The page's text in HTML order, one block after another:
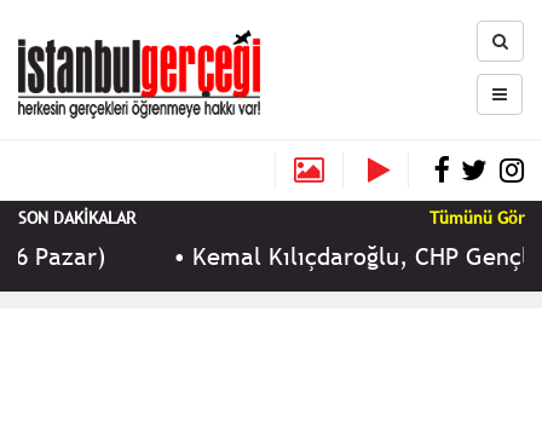
SON DAKİKALAR Tümünü Gör
Pazar) •Kemal Kılıçdaroğlu, CHP